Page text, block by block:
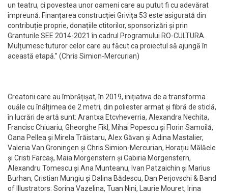
un teatru, ci povestea unor oameni care au putut fi cu adevărat
împreună. Finanțarea construcției Grivița 53 este asigurată din
contribuție proprie, donațiile ctitorilor, sponsorizări și prin
Granturile SEE 2014-2021 în cadrul Programului RO-CULTURA.
Mulțumesc tuturor celor care au făcut ca proiectul să ajungă în
această etapă.” (Chris Simion-Mercurian)
Creatorii care au îmbrățișat, în 2019, inițiativa de a transforma
ouăle cu înălțimea de 2 metri, din poliester armat și fibră de sticlă,
în lucrări de artă sunt: Arantxa Etcvheverria, Alexandra Nechita,
Francisc Chiuariu, Gheorghe Fikl, Mihai Popescu și Florin Samoilă,
Oana Pellea și Mirela Trăistaru, Alex Găvan și Adina Mastalier,
Valeria Van Groningen și Chris Simion-Mercurian, Horațiu Mălăele
și Cristi Farcaș, Maia Morgenstern și Cabiria Morgenstern,
Alexandru Tomescu și Ana Munteanu, Ivan Patzaichin și Marius
Burhan, Cristian Mungiu și Dalina Bădescu, Dan Perjovschi & Band
of Illustrators: Sorina Vazelina, Tuan Nini, Laurie Mouret, Irina